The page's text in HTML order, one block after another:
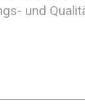
und